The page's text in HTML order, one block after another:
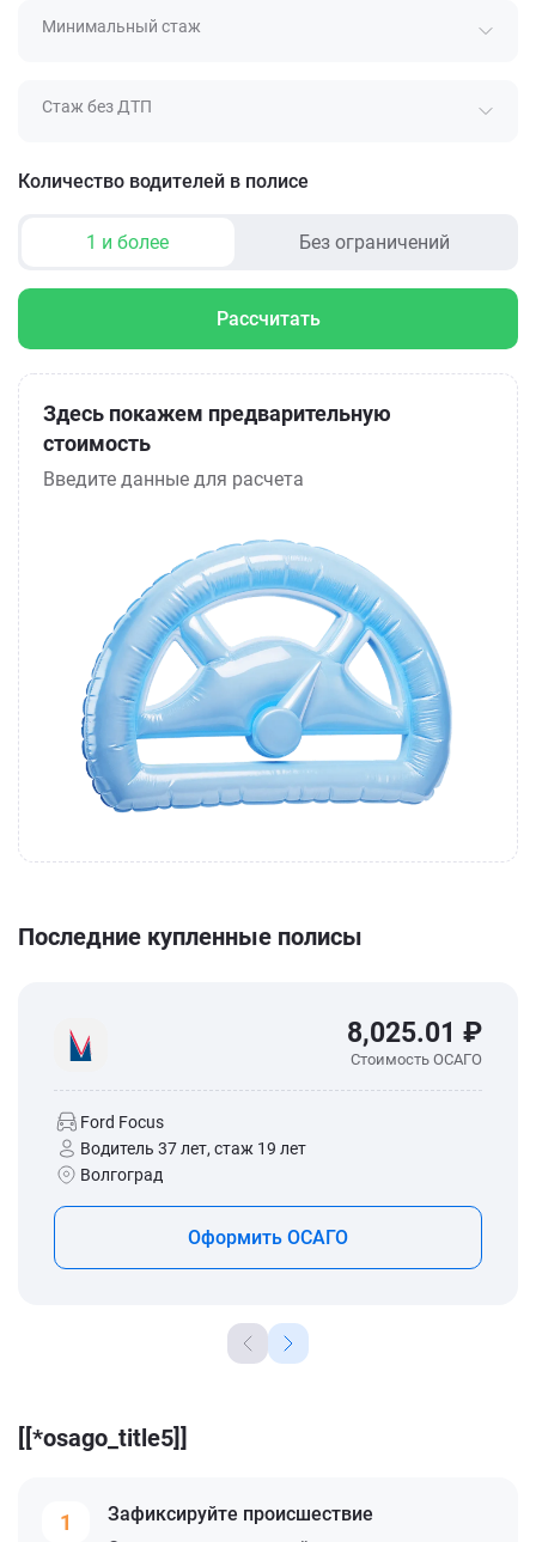
Минимальный стаж
Стаж без ДТП
Количество водителей в полисе
1 и более Без ограничений
Рассчитать
Здесь покажем предварительную
стоимость
Введите данные для расчета
Последние купленные полисы
8,025.01 ₽
Стоимость ОСАГО
Ford Focus
Водитель 37 лет, стаж 19 лет
Волгоград
Оформить ОСАГО
[[*osago_title5]]
1 Зафиксируйте происшествие